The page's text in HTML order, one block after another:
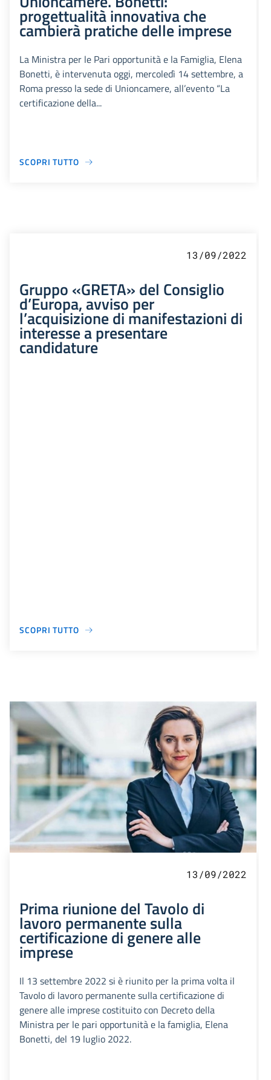
progettualità innovativa che
cambierà pratiche delle imprese
La Ministra per le Pari opportunità e la Famiglia, Elena
Bonetti, è intervenuta oggi, mercoledì 14 settembre, a
Roma presso la sede di Unioncamere, all’evento “La
certificazione della...
SCOPRI TUTTO
13/09/2022
Gruppo «GRETA» del Consiglio
d’Europa, avviso per
l’acquisizione di manifestazioni di
interesse a presentare
candidature
SCOPRI TUTTO
13/09/2022
Prima riunione del Tavolo di
lavoro permanente sulla
certificazione di genere alle
imprese
Il 13 settembre 2022 si è riunito per la prima volta il
Tavolo di lavoro permanente sulla certificazione di
genere alle imprese costituito con Decreto della
Ministra per le pari opportunità e la famiglia, Elena
Bonetti, del 19 luglio 2022.